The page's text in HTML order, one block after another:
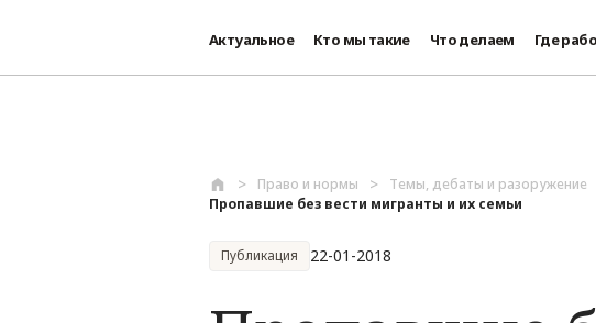
Актуальное Кто мы такие Что делаем Где
Право и нормы Темы, дебаты и разоружение
Пропавшие без вести мигранты и их семьи
Публикация 22-01-2018